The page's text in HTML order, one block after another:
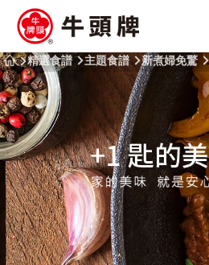
精選食譜 主題食譜 新煮婦免驚